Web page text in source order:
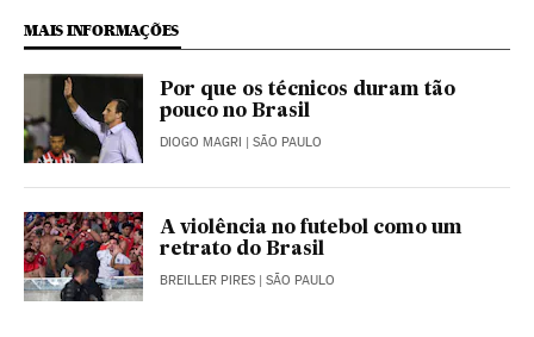
MAIS INFORMAÇÕES
Por que os técnicos duram tão
pouco no Brasil
DIOGO MAGRI | SÃO PAULO
A violência no futebol como um
retrato do Brasil
BREILLER PIRES | SÃO PAULO